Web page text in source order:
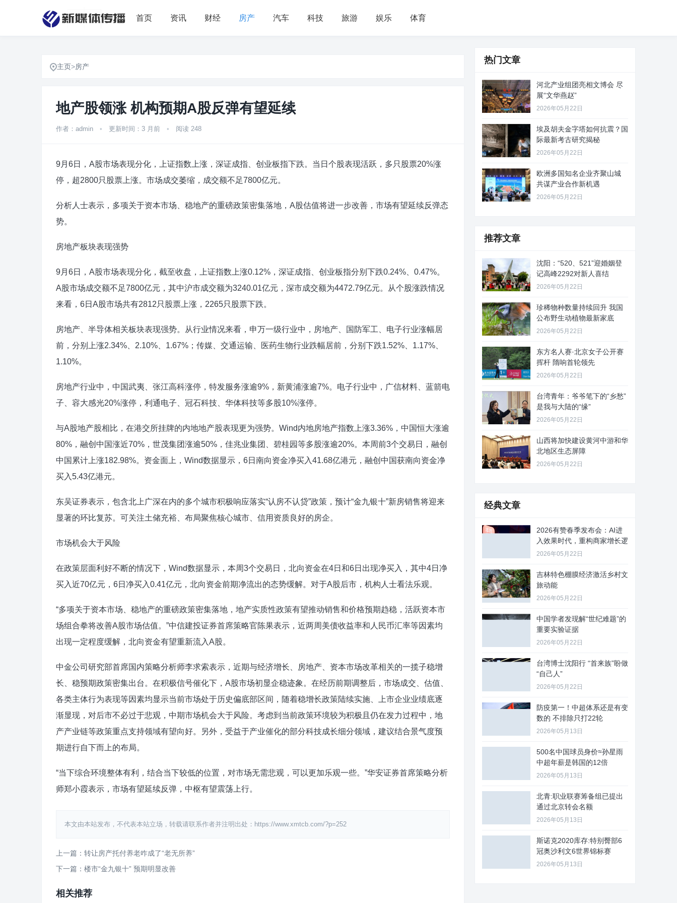
首页 资讯 财经 房产 汽车 科技 旅游 娱乐 体育
主页>房产
地产股领涨 机构预期A股反弹有望延续
作者：admin • 更新时间：3 月前 • 阅读 248
9月6日，A股市场表现分化，上证指数上涨，深证成指、创业板指下跌。当日个股表现活跃，多只股票20%涨
停，超2800只股票上涨。市场成交萎缩，成交额不足7800亿元。
分析人士表示，多项关于资本市场、稳地产的重磅政策密集落地，A股估值将进一步改善，市场有望延续反弹态
势。
房地产板块表现强势
9月6日，A股市场表现分化，截至收盘，上证指数上涨0.12%，深证成指、创业板指分别下跌0.24%、0.47%。
A股市场成交额不足7800亿元，其中沪市成交额为3240.01亿元，深市成交额为4472.79亿元。从个股涨跌情况
来看，6日A股市场共有2812只股票上涨，2265只股票下跌。
房地产、半导体相关板块表现强势。从行业情况来看，申万一级行业中，房地产、国防军工、电子行业涨幅居
前，分别上涨2.34%、2.10%、1.67%；传媒、交通运输、医药生物行业跌幅居前，分别下跌1.52%、1.17%、
1.10%。
房地产行业中，中国武夷、张江高科涨停，特发服务涨逾9%，新黄浦涨逾7%。电子行业中，广信材料、蓝箭电
子、容大感光20%涨停，利通电子、冠石科技、华体科技等多股10%涨停。
与A股地产股相比，在港交所挂牌的内地地产股表现更为强势。Wind内地房地产指数上涨3.36%，中国恒大涨逾
80%，融创中国涨近70%，世茂集团涨逾50%，佳兆业集团、碧桂园等多股涨逾20%。本周前3个交易日，融创
中国累计上涨182.98%。资金面上，Wind数据显示，6日南向资金净买入41.68亿港元，融创中国获南向资金净
买入5.43亿港元。
东吴证券表示，包含北上广深在内的多个城市积极响应落实“认房不认贷”政策，预计“金九银十”新房销售将迎来
显著的环比复苏。可关注土储充裕、布局聚焦核心城市、信用资质良好的房企。
市场机会大于风险
在政策层面利好不断的情况下，Wind数据显示，本周3个交易日，北向资金在4日和6日出现净买入，其中4日净
买入近70亿元，6日净买入0.41亿元，北向资金前期净流出的态势缓解。对于A股后市，机构人士看法乐观。
“多项关于资本市场、稳地产的重磅政策密集落地，地产实质性政策有望推动销售和价格预期趋稳，活跃资本市
场组合拳将改善A股市场估值。”中信建投证券首席策略官陈果表示，近两周美债收益率和人民币汇率等因素均
出现一定程度缓解，北向资金有望重新流入A股。
中金公司研究部首席国内策略分析师李求索表示，近期与经济增长、房地产、资本市场改革相关的一揽子稳增
长、稳预期政策密集出台。在积极信号催化下，A股市场初显企稳迹象。在经历前期调整后，市场成交、估值、
各类主体行为表现等因素均显示当前市场处于历史偏底部区间，随着稳增长政策陆续实施、上市企业业绩底逐
渐显现，对后市不必过于悲观，中期市场机会大于风险。考虑到当前政策环境较为积极且仍在发力过程中，地
产产业链等政策重点支持领域有望向好。另外，受益于产业催化的部分科技成长细分领域，建议结合景气度预
期进行自下而上的布局。
“当下综合环境整体有利，结合当下较低的位置，对市场无需悲观，可以更加乐观一些。”华安证券首席策略分析
师郑小霞表示，市场有望延续反弹，中枢有望震荡上行。
本文由本站发布，不代表本站立场，转载请联系作者并注明出处：https://www.xmtcb.com/?p=252
上一篇：转让房产托付养老咋成了“老无所养”
下一篇：楼市“金九银十” 预期明显改善
相关推荐
热门文章
河北产业组团亮相文博会 尽
展“文华燕赵”
2026年05月22日
埃及胡夫金字塔如何抗震？国
际最新考古研究揭秘
2026年05月22日
欧洲多国知名企业齐聚山城
共谋产业合作新机遇
2026年05月22日
推荐文章
沈阳：“520、521”迎婚姻登
记高峰2292对新人喜结
2026年05月22日
珍稀物种数量持续回升 我国
公布野生动植物最新家底
2026年05月22日
东方名人赛·北京女子公开赛
挥杆 隋响首轮领先
2026年05月22日
台湾青年：爷爷笔下的“乡愁”
是我与大陆的“缘”
2026年05月22日
山西将加快建设黄河中游和华
北地区生态屏障
2026年05月22日
经典文章
2026有赞春季发布会：AI进
入效果时代，重构商家增长逻
2026年05月22日
吉林特色棚膜经济激活乡村文
旅动能
2026年05月22日
中国学者发现解“世纪难题”的
重要实验证据
2026年05月22日
台湾博士沈阳行 “首来族”盼做
“自己人”
2026年05月22日
防疫第一！中超体系还是有变
数的 不排除只打22轮
2026年05月13日
500名中国球员身价≈孙星雨
中超年薪是韩国的12倍
2026年05月13日
北青:职业联赛筹备组已提出
通过北京转会名额
2026年05月13日
斯诺克2020库存:特别臀部6
冠奥沙利文6世界锦标赛
2026年05月13日